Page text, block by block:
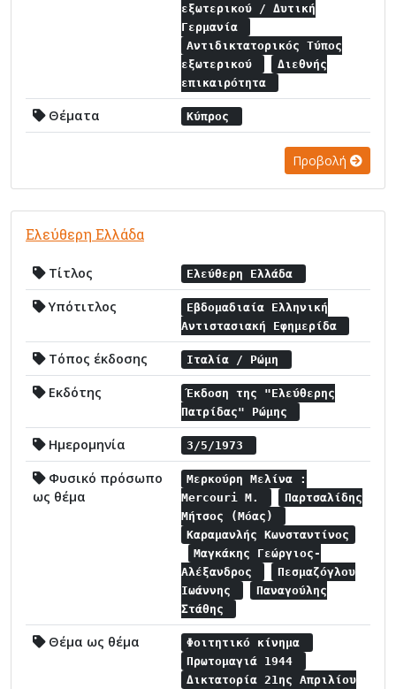
εξωτερικού / Δυτική
Γερμανία
Αντιδικτατορικός Τύπος
εξωτερικού
Διεθνής
επικαιρότητα
Θέματα Κύπρος
Προβολή
Ελεύθερη Ελλάδα
Τίτλος Ελεύθερη Ελλάδα
Υπότιτλος
Εβδομαδιαία Ελληνική
Αντιστασιακή Εφημερίδα
Τόπος έκδοσης Ιταλία / Ρώμη
Εκδότης
Έκδοση της "Ελεύθερης
Πατρίδας" Ρώμης
Ημερομηνία 3/5/1973
Φυσικό πρόσωπο
ως θέμα
Μερκούρη Μελίνα :
Mercouri M.
Παρτσαλίδης
Μήτσος (Μόας)
Καραμανλής Κωνσταντίνος
Μαγκάκης Γεώργιος-
Αλέξανδρος
Πεσμαζόγλου
Ιωάννης
Παναγούλης
Στάθης
Θέμα ως θέμα
Φοιτητικό κίνημα
Πρωτομαγιά 1944
Δικτατορία 21ης Απριλίου